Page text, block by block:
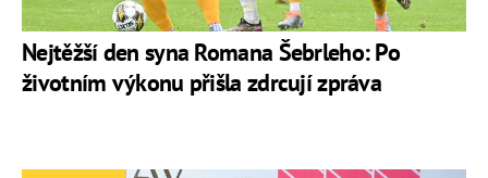
Nejtěžší den syna Romana Šebrleho: Po
životním výkonu přišla zdrcují zpráva